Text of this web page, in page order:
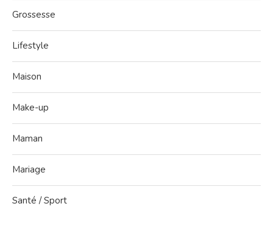
Grossesse
Lifestyle
Maison
Make-up
Maman
Mariage
Santé / Sport